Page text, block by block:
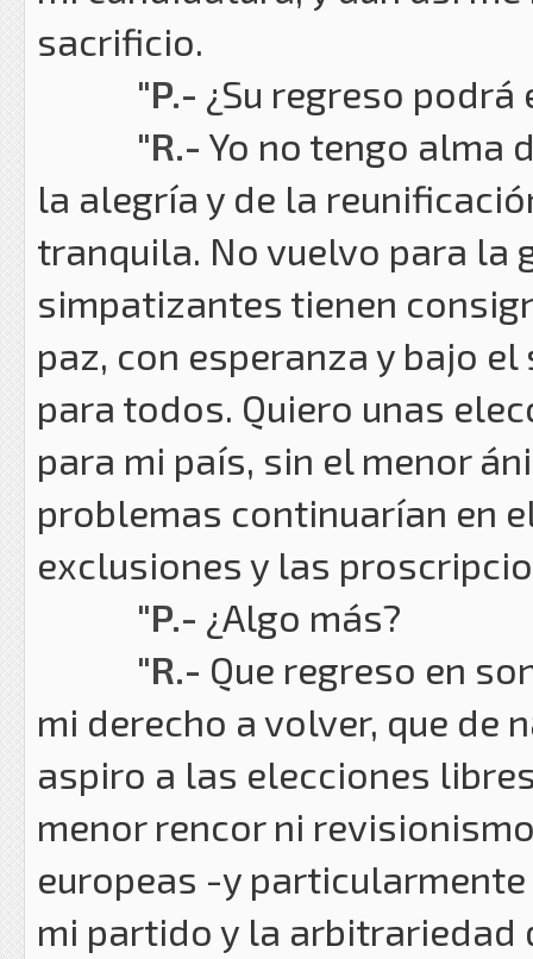
sacrificio.
"P.- ¿Su regreso
"R.- Yo no tengo alma
la alegría y de la
tranquila. No vuelvo para la
simpatizantes tienen
paz, con esperanza y bajo
para todos. Quiero unas
para mi país, sin el menor
problemas continuarían en
exclusiones y las
"P.- ¿Algo más?
"R.- Que regreso en
mi derecho a volver, que de
aspiro a las elecciones
menor rencor ni
europeas -y
mi partido y la arbitrariedad